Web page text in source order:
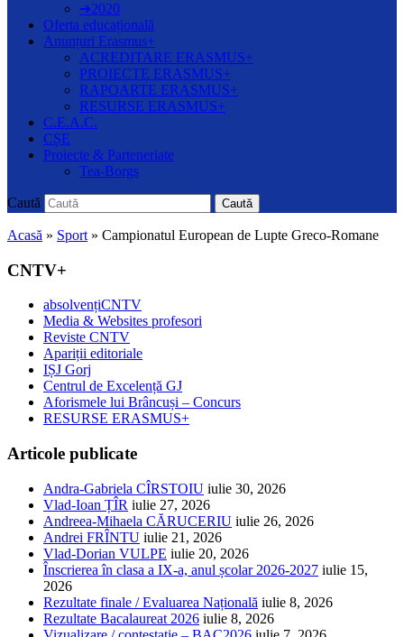
➔2020
Oferta educațională
Anunțuri Erasmus+
ACREDITARE ERASMUS+
PROIECTE ERASMUS+
RAPOARTE ERASMUS+
RESURSE ERASMUS+
C.E.A.C.
CȘE
Proiecte & Parteneriate
Tea-Borgs
Caută Caută
Acasă » Sport » Campionatul European de Lupte Greco-Romane
CNTV+
absolvențiCNTV
Media & Websites profesori
Reviste CNTV
Apariții editoriale
IȘJ Gorj
Centrul de Excelență GJ
Aforismele lui Brâncuși – Concurs
RESURSE ERASMUS+
Articole publicate
Andra-Gabriela CÎRSTOIU iulie 30, 2026
Vlad-Ioan ȚÎR iulie 27, 2026
Andreea-Mihaela CĂRUCERIU iulie 26, 2026
Andrei FRÎNTU iulie 21, 2026
Vlad-Dorian VULPE iulie 20, 2026
Înscrierea în clasa a IX-a, anul școlar 2026-2027 iulie 15,
2026
Rezultate finale / Evaluarea Națională iulie 8, 2026
Rezultate Bacalaureat 2026 iulie 8, 2026